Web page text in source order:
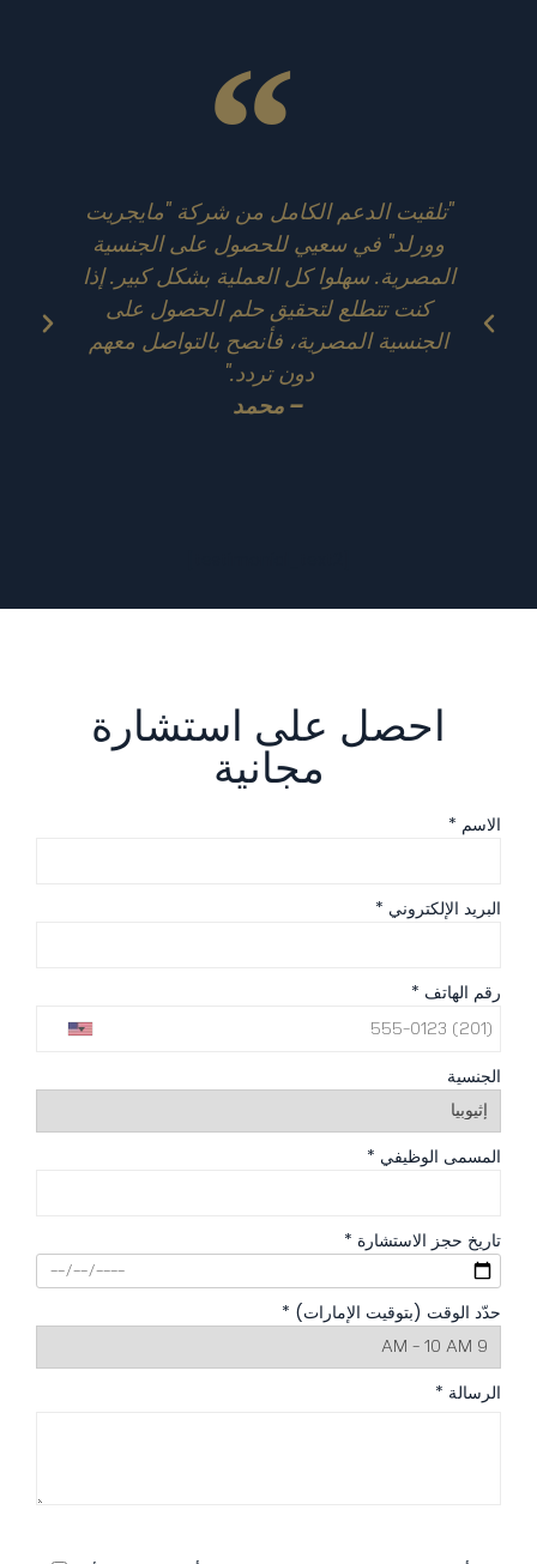
"تلقيت الدعم الكامل من شركة "مايجريت
وورلد" في سعيي للحصول على الجنسية
المصرية. سهلوا كل العملية بشكل كبير. إذا
كنت تتطلع لتحقيق حلم الحصول على
الجنسية المصرية، فأنصح بالتواصل معهم
دون تردد."
– محمد
احصل على استشارة
مجانية
الاسم *
البريد الإلكتروني *
رقم الهاتف *
الجنسية
المسمى الوظيفي *
تاريخ حجز الاستشارة *
حدّد الوقت (بتوقيت الإمارات) *
الرسالة *